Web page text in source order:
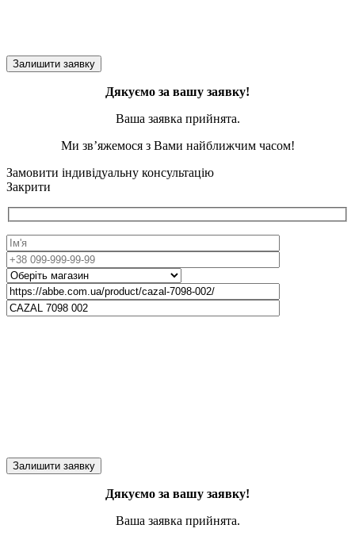
Дякуємо за вашу заявку!
Ваша заявка прийнята.
Ми зв’яжемося з Вами найближчим часом!
Замовити індивідуальну консультацію
Закрити
Дякуємо за вашу заявку!
Ваша заявка прийнята.